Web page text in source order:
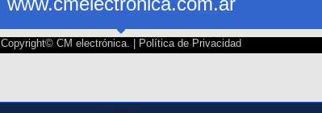
Copyright© CM electrónica. | Política de Privacidad